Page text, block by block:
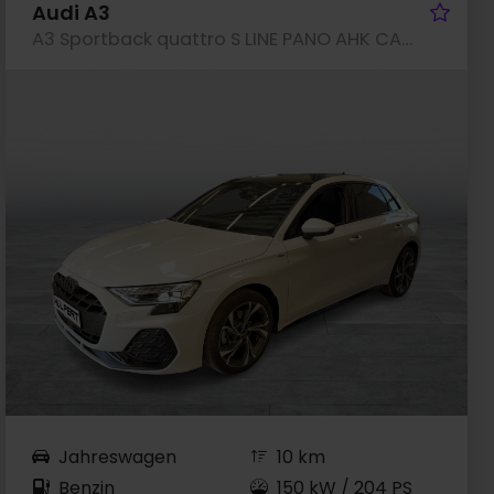
merken
Audi A3
A3 Sportback quattro S LINE PANO AHK CAM LM18
Jahreswagen
Benzin
10 km
150 kW / 204 PS